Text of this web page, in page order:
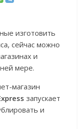
изготовить
сейчас можно
и
мере.
магазин
запускает
и